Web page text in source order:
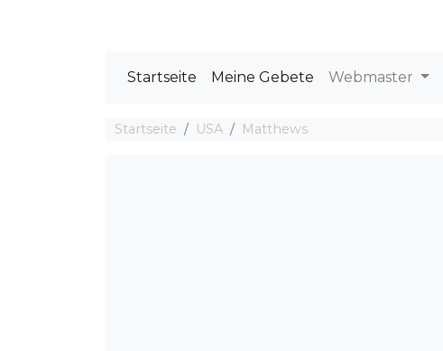
Startseite Meine Gebete Webmaster
Startseite USA Matthews